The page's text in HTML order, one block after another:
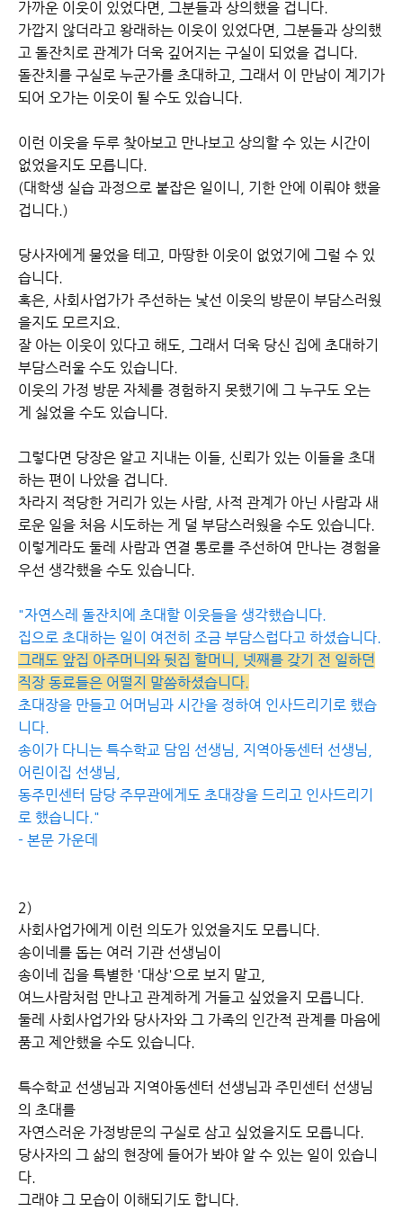
가까운 이웃이 있었다면, 그분들과 상의했을 겁니다.
가깝지 않더라고 왕래하는 이웃이 있었다면, 그분들과 상의했
고 돌잔치로 관계가 더욱 깊어지는 구실이 되었을 겁니다.
돌잔치를 구실로 누군가를 초대하고, 그래서 이 만남이 계기가
되어 오가는 이웃이 될 수도 있습니다.
이런 이웃을 두루 찾아보고 만나보고 상의할 수 있는 시간이
없었을지도 모릅니다.
(대학생 실습 과정으로 붙잡은 일이니, 기한 안에 이뤄야 했을
겁니다.)
당사자에게 물었을 테고, 마땅한 이웃이 없었기에 그럴 수 있
습니다.
혹은, 사회사업가가 주선하는 낯선 이웃의 방문이 부담스러웠
을지도 모르지요.
잘 아는 이웃이 있다고 해도, 그래서 더욱 당신 집에 초대하기
부담스러울 수도 있습니다.
이웃의 가정 방문 자체를 경험하지 못했기에 그 누구도 오는
게 싫었을 수도 있습니다.
그렇다면 당장은 알고 지내는 이들, 신뢰가 있는 이들을 초대
하는 편이 나았을 겁니다.
차라지 적당한 거리가 있는 사람, 사적 관계가 아닌 사람과 새
로운 일을 처음 시도하는 게 덜 부담스러웠을 수도 있습니다.
이렇게라도 둘레 사람과 연결 통로를 주선하여 만나는 경험을
우선 생각했을 수도 있습니다.
"자연스레 돌잔치에 초대할 이웃들을 생각했습니다.
집으로 초대하는 일이 여전히 조금 부담스럽다고 하셨습니다.
그래도 앞집 아주머니와 뒷집 할머니, 넷째를 갖기 전 일하던
직장 동료들은 어떨지 말씀하셨습니다.
초대장을 만들고 어머님과 시간을 정하여 인사드리기로 했습
니다.
송이가 다니는 특수학교 담임 선생님, 지역아동센터 선생님,
어린이집 선생님,
동주민센터 담당 주무관에게도 초대장을 드리고 인사드리기
로 했습니다."
- 본문 가운데
2)
사회사업가에게 이런 의도가 있었을지도 모릅니다.
송이네를 돕는 여러 기관 선생님이
송이네 집을 특별한 '대상'으로 보지 말고,
여느사람처럼 만나고 관계하게 거들고 싶었을지 모릅니다.
둘레 사회사업가와 당사자와 그 가족의 인간적 관계를 마음에
품고 제안했을 수도 있습니다.
특수학교 선생님과 지역아동센터 선생님과 주민센터 선생님
의 초대를
자연스러운 가정방문의 구실로 삼고 싶었을지도 모릅니다.
당사자의 그 삶의 현장에 들어가 봐야 알 수 있는 일이 있습니
다.
그래야 그 모습이 이해되기도 합니다.